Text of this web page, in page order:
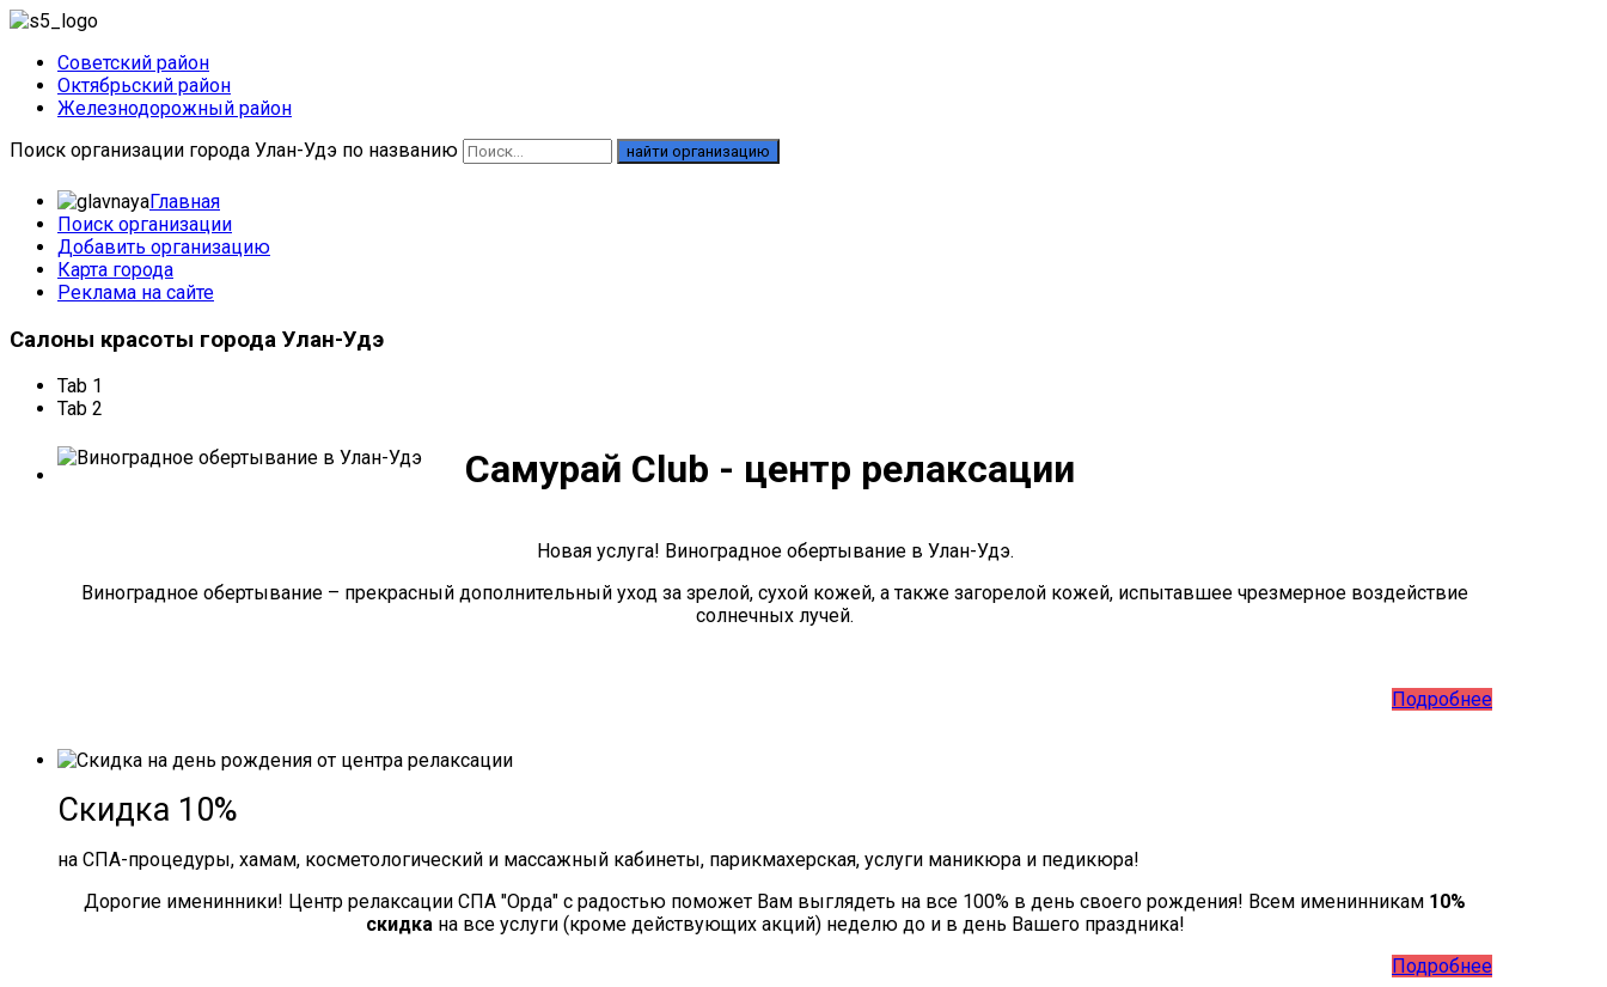
Советский район
Октябрьский район
Железнодорожный район
Поиск организации города Улан-Удэ по названию
найти организацию
Главная
Поиск организации
Добавить организацию
Карта города
Реклама на сайте
Салоны красоты города Улан-Удэ
Tab 1
Tab 2
Самурай Club - центр релаксации
Новая услуга! Виноградное обертывание в Улан-Удэ.
Виноградное обертывание – прекрасный дополнительный уход за зрелой, сухой кожей, а также загорелой кожей, испытавшее чрезмерное воздействие
солнечных лучей.
Подробнее
Скидка 10%
на СПА-процедуры, хамам, косметологический и массажный кабинеты, парикмахерская, услуги маникюра и педикюра!
Дорогие именинники! Центр релаксации СПА "Орда" с радостью поможет Вам выглядеть на все 100% в день своего рождения! Всем именинникам 10%
скидкана все услуги (кроме действующих акций) неделю до и в день Вашего праздника!
Подробнее